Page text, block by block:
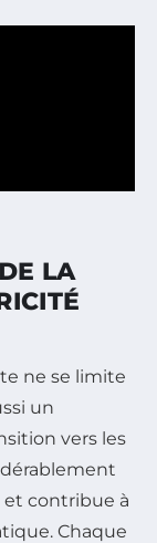
LA
ne se limite
un
vers les
et contribue à
Chaque